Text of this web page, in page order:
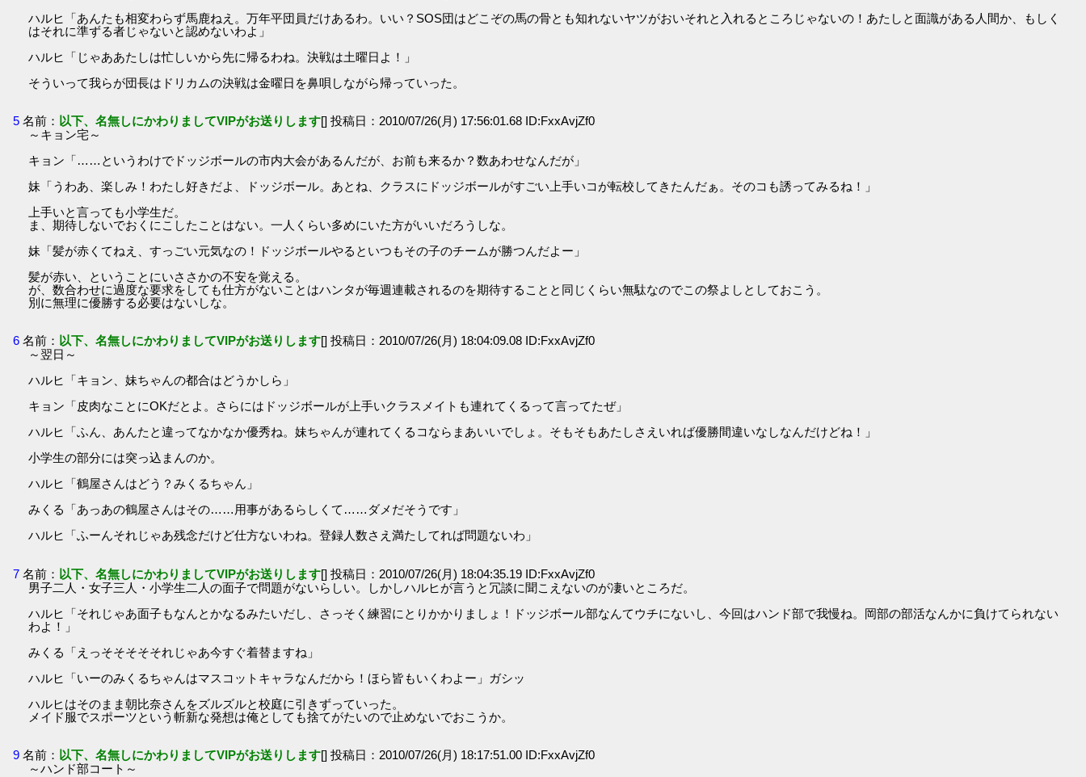
ハルヒ「あんたも相変わらず馬鹿ねえ。万年平団員だけあるわ。いい？SOS団はどこぞの馬の骨とも知れないヤツがおいそれと入れるところじゃないの！あたしと面識がある人間か、もしく
はそれに準ずる者じゃないと認めないわよ」
ハルヒ「じゃああたしは忙しいから先に帰るわね。決戦は土曜日よ！」
そういって我らが団長はドリカムの決戦は金曜日を鼻唄しながら帰っていった。
5 名前： 以下、名無しにかわりましてVIPがお送りします[] 投稿日：2010/07/26(月) 17:56:01.68 ID:FxxAvjZf0
～キョン宅～
キョン「……というわけでドッジボールの市内大会があるんだが、お前も来るか？数あわせなんだが」
妹「うわあ、楽しみ！わたし好きだよ、ドッジボール。あとね、クラスにドッジボールがすごい上手いコが転校してきたんだぁ。そのコも誘ってみるね！」
上手いと言っても小学生だ。
ま、期待しないでおくにこしたことはない。一人くらい多めにいた方がいいだろうしな。
妹「髪が赤くてねえ、すっごい元気なの！ドッジボールやるといつもその子のチームが勝つんだよー」
髪が赤い、ということにいささかの不安を覚える。
が、数合わせに過度な要求をしても仕方がないことはハンタが毎週連載されるのを期待することと同じくらい無駄なのでこの祭よしとしておこう。
別に無理に優勝する必要はないしな。
6 名前： 以下、名無しにかわりましてVIPがお送りします[] 投稿日：2010/07/26(月) 18:04:09.08 ID:FxxAvjZf0
～翌日～
ハルヒ「キョン、妹ちゃんの都合はどうかしら」
キョン「皮肉なことにOKだとよ。さらにはドッジボールが上手いクラスメイトも連れてくるって言ってたぜ」
ハルヒ「ふん、あんたと違ってなかなか優秀ね。妹ちゃんが連れてくるコならまあいいでしょ。そもそもあたしさえいれば優勝間違いなしなんだけどね！」
小学生の部分には突っ込まんのか。
ハルヒ「鶴屋さんはどう？みくるちゃん」
みくる「あっあの鶴屋さんはその……用事があるらしくて……ダメだそうです」
ハルヒ「ふーんそれじゃあ残念だけど仕方ないわね。登録人数さえ満たしてれば問題ないわ」
7 名前： 以下、名無しにかわりましてVIPがお送りします[] 投稿日：2010/07/26(月) 18:04:35.19 ID:FxxAvjZf0
男子二人・女子三人・小学生二人の面子で問題がないらしい。しかしハルヒが言うと冗談に聞こえないのが凄いところだ。
ハルヒ「それじゃあ面子もなんとかなるみたいだし、さっそく練習にとりかかりましょ！ドッジボール部なんてウチにないし、今回はハンド部で我慢ね。岡部の部活なんかに負けてられない
わよ！」
みくる「えっそそそそそれじゃあ今すぐ着替ますね」
ハルヒ「いーのみくるちゃんはマスコットキャラなんだから！ほら皆もいくわよー」ガシッ
ハルヒはそのまま朝比奈さんをズルズルと校庭に引きずっていった。
メイド服でスポーツという斬新な発想は俺としても捨てがたいので止めないでおこうか。
9 名前： 以下、名無しにかわりましてVIPがお送りします[] 投稿日：2010/07/26(月) 18:17:51.00 ID:FxxAvjZf0
～ハンド部コート～